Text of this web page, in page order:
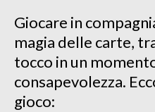
Giocare in
magia delle carte,
tocco in un
consapevolezza.
gioco: